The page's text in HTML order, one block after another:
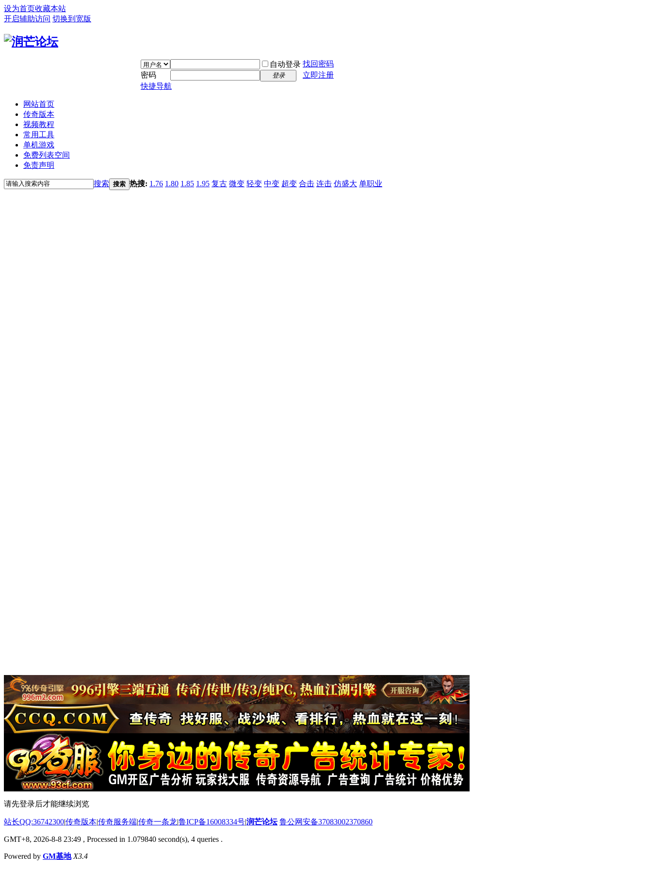
设为首页收藏本站
开启辅助访问 切换到宽版
自动登录 找回密码
密码
登录
立即注册
快捷导航
网站首页
传奇版本
视频教程
常用工具
单机游戏
免费列表空间
免责声明
搜索 搜索 热搜: 1.76 1.80 1.85 1.95 复古 微变 轻变 中变 超变 合击 连击 仿盛大 单职业
请先登录后才能继续浏览
站长QQ:36742300|传奇版本|传奇服务端|传奇一条龙|鲁ICP备16008334号|润芒论坛 鲁公网安备37083002370860
GMT+8, 2026-8-8 23:49 , Processed in 1.079840 second(s), 4 queries .
Powered by GM基地 X3.4